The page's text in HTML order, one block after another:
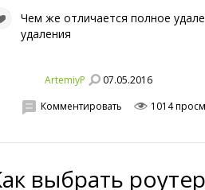
Чем же отличается полное
удаления
ArtemiyP 07.05.2016
Комментировать 1014
выбрать